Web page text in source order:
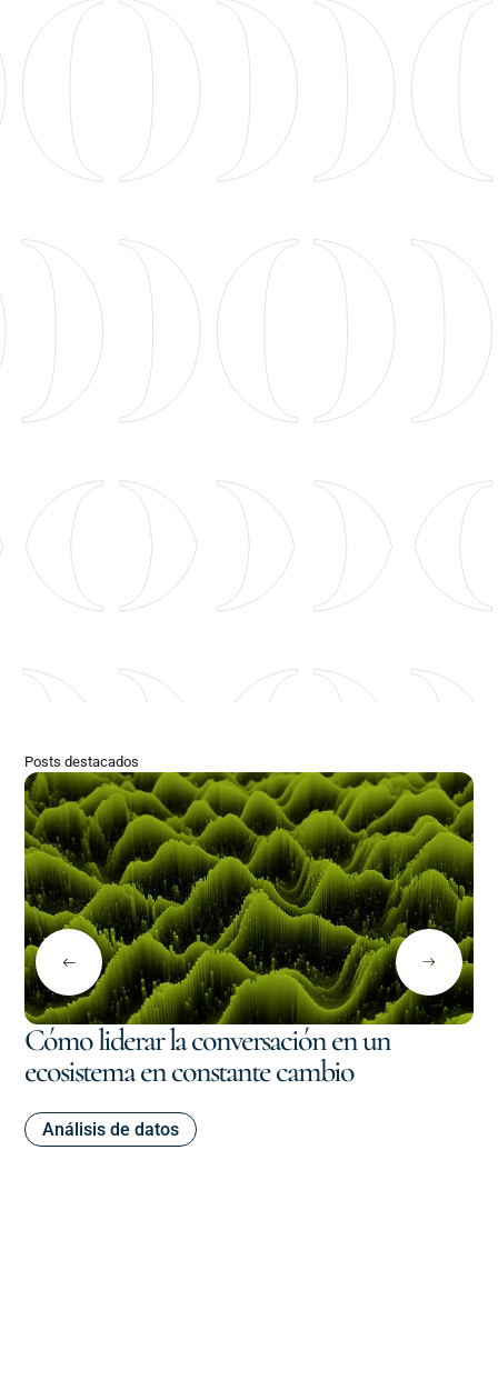
Posts destacados
Cómo liderar la conversación en un
ecosistema en constante cambio
Análisis de datos